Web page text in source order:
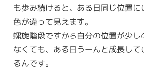
も歩み続けると、ある日同じ位置に
色が違って見えます。
螺旋階段ですから自分の位置が少し
なくても、ある日うーんと成長して
るんです。